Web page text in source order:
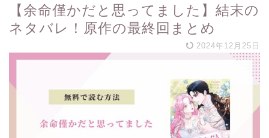
【余命僅かだと思ってました】結末の
ネタバレ！原作の最終回まとめ
2024年12月25日